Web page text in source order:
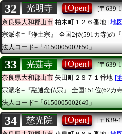
32 光明寺 [Open]
[〒639-
奈良県大和郡山市 柏木町１２６番地 [地
宗派名=『浄土宗』
全国2位(591カ寺)の『
法人コード=「4150005002650」
33 光蓮寺 [Open]
[〒639-
奈良県大和郡山市 矢田町２８７１番地 [
宗派名=『融通念仏宗』
全国151位(62カ
法人コード=「6150005002649」
34 慈光院 [Open]
[〒639-